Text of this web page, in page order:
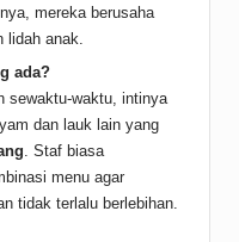
mereka berusaha
lidah anak.
ada?
sewaktu-waktu, intinya
dan lauk lain yang
. Staf biasa
menu agar
tidak terlalu berlebihan.